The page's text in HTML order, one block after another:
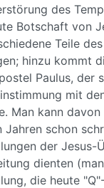
des
Botschaft von
Teile
hinzu kommt
Paulus, der
mit
Man kann davon
Jahren schon
der Jesus-
dienten
die heute